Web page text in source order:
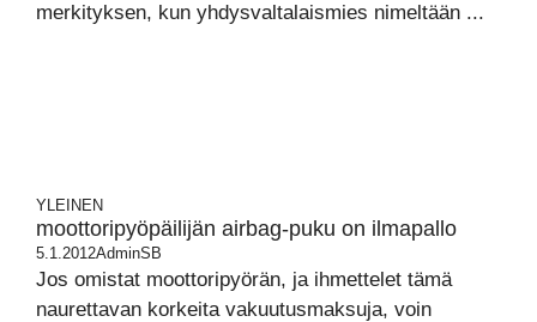
merkityksen, kun yhdysvaltalaismies nimeltään ...
YLEINEN
moottoripyöpäilijän airbag-puku on ilmapallo
5.1.2012AdminSB
Jos omistat moottoripyörän, ja ihmettelet tämä
naurettavan korkeita vakuutusmaksuja, voin